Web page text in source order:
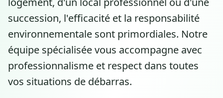
succession, l'efficacité et la responsabilité
environnementale sont primordiales. Notre
équipe spécialisée vous accompagne avec
professionnalisme et respect dans toutes
vos situations de débarras.